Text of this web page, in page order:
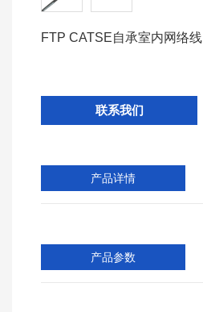
FTP CATSE自承室内网络线
联系我们
产品详情
产品参数